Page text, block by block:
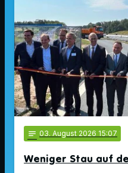
notes 03. August 2026 15:07
Weniger Stau auf